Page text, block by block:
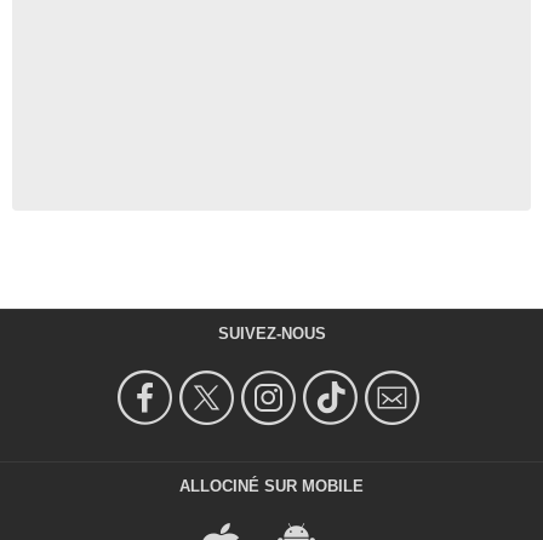
SUIVEZ-NOUS
ALLOCINÉ SUR MOBILE